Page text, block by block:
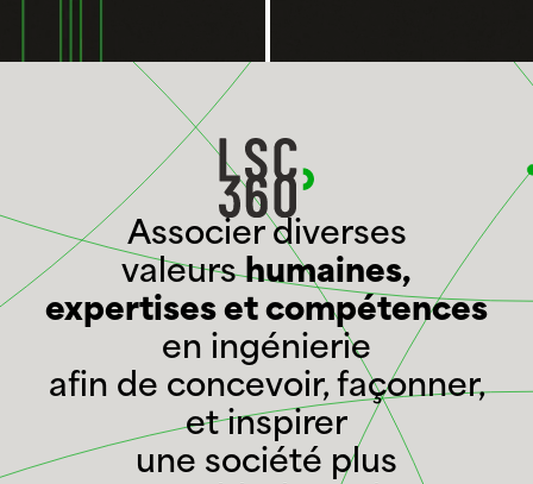
Associer diverses
valeurshumaines,
expertises et compétences
en ingénierie
afin de concevoir, façonner,
etinspirer
une société plus